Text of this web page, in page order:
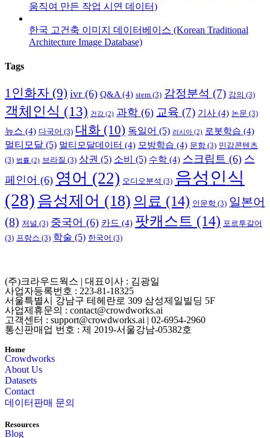
움직여 만든 작업 시연 데이터)
한국 고건축 이미지 데이터베이스 (Korean Traditional
Architecture Image Database)
Tags
1인화자 (9) ivr (6) Q&A (4) stem (3) 감정분석 (7) 강의 (3)
객체인식 (13) 건강 (2) 과학 (6) 교육 (7) 기사 (4) 논문 (3)
뉴스 (4) 다국어 (3) 대화 (10) 독일어 (5) 러시아 (2) 로봇학습 (4)
멀티모달 (5) 멀티모달데이터 (4) 모방학습 (4) 문항 (3) 민감콘텐츠
(3) 법률 (2) 브라질 (3) 상권 (5) 소비 (5) 수학 (4) 스크립트 (6) 스
페인어 (6) 영어 (22) 오디오분석 (3) 음성인식
(28) 음성제어 (18) 의료 (14) 인문학 (3) 일본어
(8) 저널 (3) 중국어 (6) 카드 (4) 팟캐스트 (14) 포르투갈어
(3) 프랑스 (3) 학술 (5) 한국어 (3)
(주)크라우드웍스 | 대표이사 : 김광일
사업자등록번호 : 223-81-18325
서울특별시 강남구 테헤란로 309 삼성제일빌딩 5F
사업제휴문의 : contact@crowdworks.ai
고객센터 : support@crowdworks.ai | 02-6954-2960
통신판매업 번호 : 제 2019-서울강남-05382호
Home
Crowdworks
About Us
Datasets
Contact
데이터판매 문의
Resources
Blog